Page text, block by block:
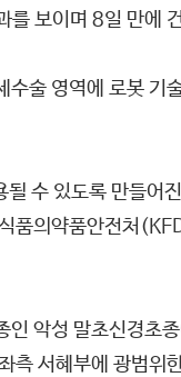
를 보이며 8일 만에
술 영역에 로봇
수 있도록 만들
의약품안전처
악성 말초신경초
측 서혜부에 광범위